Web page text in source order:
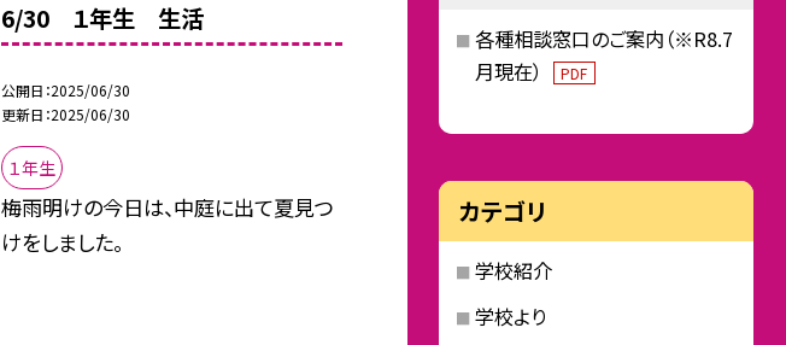
6/30 １年生 生活
公開日 2025/06/30
更新日 2025/06/30
１年生
梅雨明けの今日は、中庭に出て夏見つ
けをしました。
各種相談窓口のご案内（※R8.7
月現在）
PDF
カテゴリ
学校紹介
学校より